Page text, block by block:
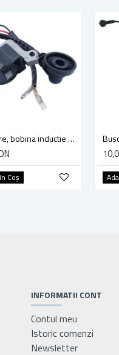
Kit piston compatibil drujba Stihl MS 261, MS 271, diametru 44.7mm (cal. 2)
Coş
Aprindere, bobina inductie motocoasa chinezeasca TL43 TL 52, Ruris Dac 210, Dac 310
Coş
INFORMATII CONT
Contul meu
Istoric comenzi
Newsletter